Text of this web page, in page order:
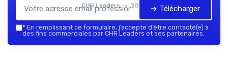
CHR Leaders — 2026 ➔ Télécharger
* En remplissant ce formulaire, j’accepte d’être contacté(e) à
des fins commerciales par CHR Leaders et ses partenaires.